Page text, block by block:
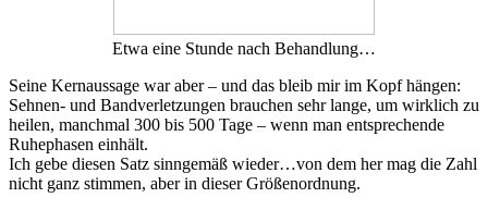
Etwa eine Stunde nach Behandlung…
Seine Kernaussage war aber – und das bleib mir im Kopf hängen:
Sehnen- und Bandverletzungen brauchen sehr lange, um wirklich zu
heilen, manchmal 300 bis 500 Tage – wenn man entsprechende
Ruhephasen einhält.
Ich gebe diesen Satz sinngemäß wieder…von dem her mag die Zahl
nicht ganz stimmen, aber in dieser Größenordnung.